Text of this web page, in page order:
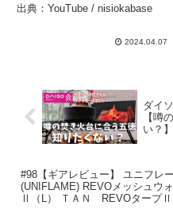
オヤジ達のグルキャン –
出典：YouTube / nisiokabase
2024.04.07
ダイ
【噂
い？
#98【ギアレビュー】 ユニフレ
(UNIFLAME) REVOメッシュウ
Ⅱ（L） ＴＡＮ REVOタープⅡ